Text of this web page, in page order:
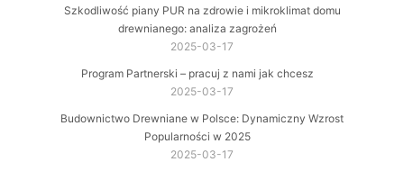
Szkodliwość piany PUR na zdrowie i mikroklimat domu
drewnianego: analiza zagrożeń
2025-03-17
Program Partnerski – pracuj z nami jak chcesz
2025-03-17
Budownictwo Drewniane w Polsce: Dynamiczny Wzrost
Popularności w 2025
2025-03-17